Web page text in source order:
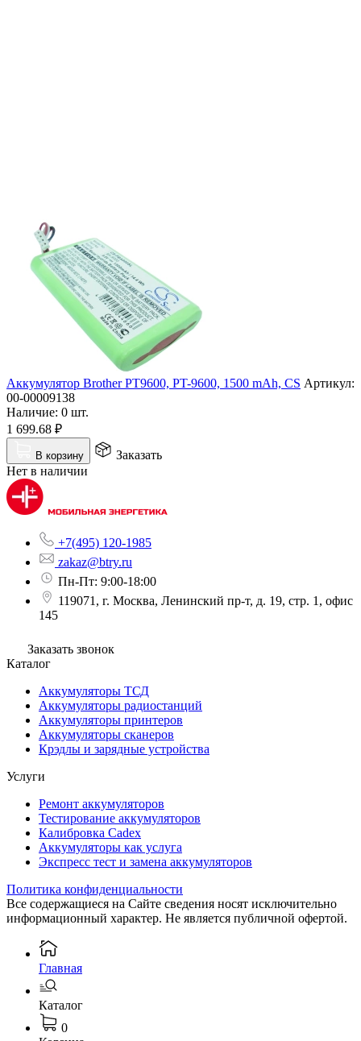
Аккумулятор Brother PT9600, PT-9600, 1500 mAh, CS Артикул:
00-00009138
Наличие: 0 шт.
1 699.68 ₽
В корзину
Заказать
Нет в наличии
+7(495) 120-1985
zakaz@btry.ru
Пн-Пт: 9:00-18:00
119071, г. Москва, Ленинский пр-т, д. 19, стр. 1, офис
145
Заказать звонок
Каталог
Аккумуляторы ТСД
Аккумуляторы радиостанций
Аккумуляторы принтеров
Аккумуляторы сканеров
Крэдлы и зарядные устройства
Услуги
Ремонт аккумуляторов
Тестирование аккумуляторов
Калибровка Cadex
Аккумуляторы как услуга
Экспресс тест и замена аккумуляторов
Политика конфиденциальности
Все содержащиеся на Сайте сведения носят исключительно
информационный характер. Не является публичной офертой.
Главная
Каталог
0